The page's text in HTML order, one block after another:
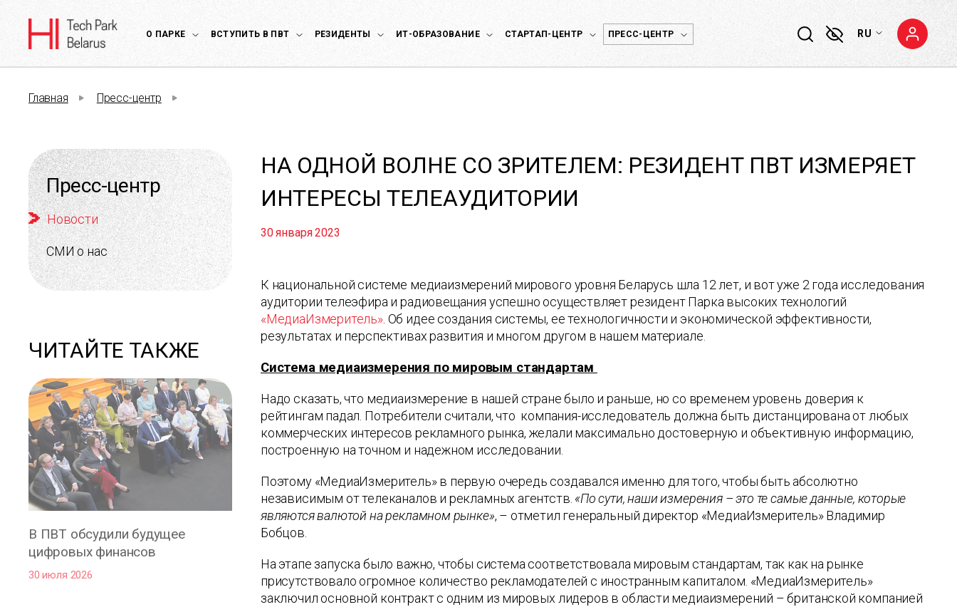
О ПАРКЕ ВСТУПИТЬ В ПВТ РЕЗИДЕНТЫ ИТ-ОБРАЗОВАНИЕ СТАРТАП-ЦЕНТР ПРЕСС-ЦЕНТР RU
Главная Пресс-центр
Пресс-центр
Новости
СМИ о нас
ЧИТАЙТЕ ТАКЖЕ
В ПВТ обсудили будущее
цифровых финансов
30 июля 2026
НА ОДНОЙ ВОЛНЕ СО ЗРИТЕЛЕМ: РЕЗИДЕНТ ПВТ ИЗМЕРЯЕТ
ИНТЕРЕСЫ ТЕЛЕАУДИТОРИИ
30 января 2023
К национальной системе медиаизмерений мирового уровня Беларусь шла 12 лет, и вот уже 2 года исследования
аудитории телеэфира и радиовещания успешно осуществляет резидент Парка высоких технологий
«МедиаИзмеритель». Об идее создания системы, ее технологичности и экономической эффективности,
результатах и перспективах развития и многом другом в нашем материале.
Система медиаизмерения по мировым стандартам
Надо сказать, что медиаизмерение в нашей стране было и раньше, но со временем уровень доверия к
рейтингам падал. Потребители считали, что компания-исследователь должна быть дистанцирована от любых
коммерческих интересов рекламного рынка, желали максимально достоверную и объективную информацию,
построенную на точном и надежном исследовании.
Поэтому «МедиаИзмеритель» в первую очередь создавался именно для того, чтобы быть абсолютно
независимым от телеканалов и рекламных агентств. «По сути, наши измерения – это те самые данные, которые
являются валютой на рекламном рынке», – отметил генеральный директор «МедиаИзмеритель» Владимир
Бобцов.
На этапе запуска было важно, чтобы система соответствовала мировым стандартам, так как на рынке
присутствовало огромное количество рекламодателей с иностранным капиталом. «МедиаИзмеритель»
заключил основной контракт с одним из мировых лидеров в области медиаизмерений – британской компанией